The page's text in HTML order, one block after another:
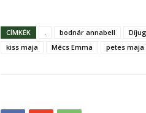
CÍMKÉK . bodnár annabell
kiss maja
Mécs Emma petes maja